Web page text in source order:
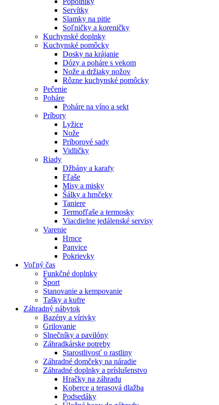
Servítky
Slamky na pitie
Soľničky a koreničky
Kuchynské doplnky
Kuchynské pomôcky
Dosky na krájanie
Dózy a poháre s vekom
Nože a držiaky nožov
Rôzne kuchynské pomôcky
Pečenie
Poháre
Poháre na víno a sekt
Príbory
Lyžice
Nože
Príborové sady
Vidličky
Riady
Džbány a karafy
Fľaše
Misy a misky
Šálky a hrnčeky
Taniere
Termofľaše a termosky
Viacdielne jedálenské servisy
Varenie
Hrnce
Panvice
Pokrievky
Voľný čas
Funkčné doplnky
Šport
Stanovanie a kempovanie
Tašky a kufre
Záhradný nábytok
Bazény a vírivky
Grilovanie
Slnečníky a pavilóny
Záhradkárske potreby
Starostlivosť o rastliny
Záhradné domčeky na náradie
Záhradné doplnky a príslušenstvo
Hračky na záhradu
Koberce a terasová dlažba
Podsedáky